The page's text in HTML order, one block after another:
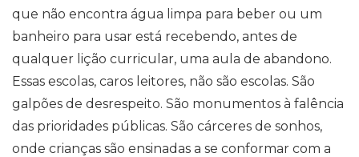
que não encontra água limpa para beber ou um
banheiro para usar está recebendo, antes de
qualquer lição curricular, uma aula de abandono.
Essas escolas, caros leitores, não são escolas. São
galpões de desrespeito. São monumentos à falência
das prioridades públicas. São cárceres de sonhos,
onde crianças são ensinadas a se conformar com a